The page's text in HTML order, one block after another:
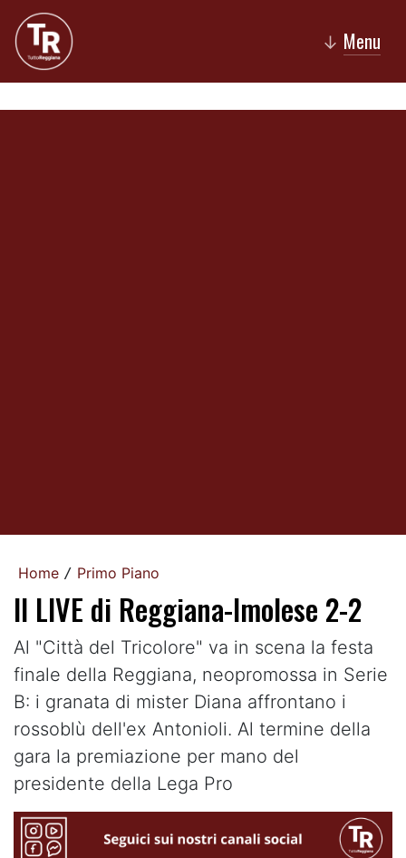
↓ Menu
Home / Primo Piano
Il LIVE di Reggiana-Imolese 2-2
Al "Città del Tricolore" va in scena la festa
finale della Reggiana, neopromossa in Serie
B: i granata di mister Diana affrontano i
rossoblù dell'ex Antonioli. Al termine della
gara la premiazione per mano del
presidente della Lega Pro